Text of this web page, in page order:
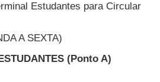
Estudantes para Circular
A SEXTA)
(Ponto A)